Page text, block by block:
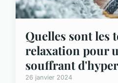
Quelles sont les
relaxation pour
souffrant
26 janvier 2024